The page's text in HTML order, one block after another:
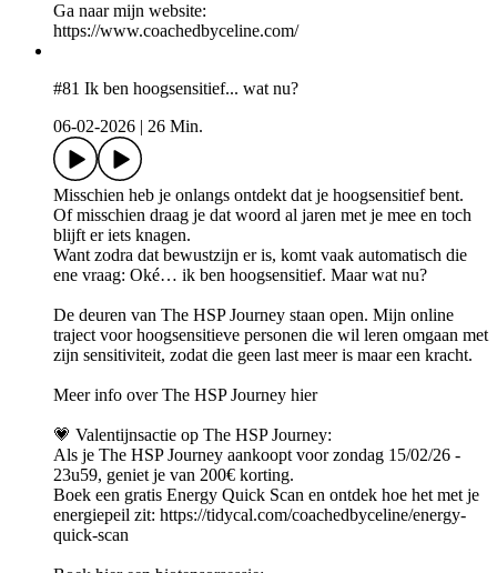
Ga naar mijn website:
⁠https://www.coachedbyceline.com/⁠
#81 Ik ben hoogsensitief... wat nu?
06-02-2026
26 Min.
Misschien heb je onlangs ontdekt dat je hoogsensitief bent.
Of misschien draag je dat woord al jaren met je mee en toch
blijft er iets knagen.
Want zodra dat bewustzijn er is, komt vaak automatisch die
ene vraag: Oké… ik ben hoogsensitief. Maar wat nu?
De deuren van The HSP Journey staan open. Mijn online
traject voor hoogsensitieve personen die wil leren omgaan met
zijn sensitiviteit, zodat die geen last meer is maar een kracht.
Meer info over The HSP Journey hier
💗 Valentijnsactie op The HSP Journey:
Als je The HSP Journey aankoopt voor zondag 15/02/26 -
23u59, geniet je van 200€ korting.
Boek een gratis Energy Quick Scan en ontdek hoe het met je
energiepeil zit: https://tidycal.com/coachedbyceline/energy-
quick-scan